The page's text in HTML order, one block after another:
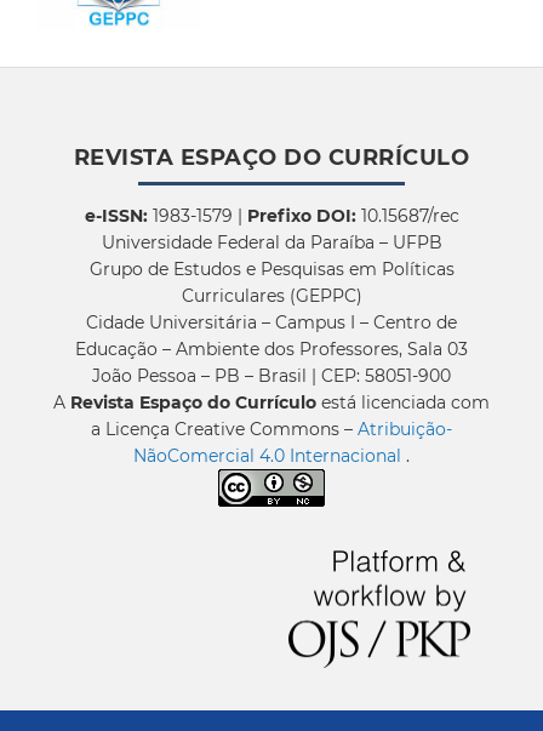
REVISTA ESPAÇO DO CURRÍCULO
e-ISSN:1983-1579 | Prefixo DOI:10.15687/rec
Universidade Federal da Paraíba – UFPB
Grupo de Estudos e Pesquisas em Políticas
Curriculares (GEPPC)
Cidade Universitária – Campus I – Centro de
Educação – Ambiente dos Professores, Sala 03
João Pessoa – PB – Brasil | CEP: 58051-900
A Revista Espaço do Currículo está licenciada com
a Licença Creative Commons – Atribuição-
NãoComercial 4.0 Internacional .